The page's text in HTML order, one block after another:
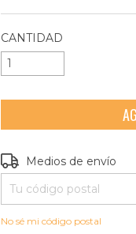
CANTIDAD
Entregas para el CP:
Medios de envío
No sé mi código postal